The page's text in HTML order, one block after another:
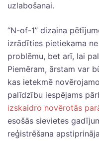
uzlabošanai.
“N-of-1” dizaina
izrādīties pietiekama
problēmu, bet arī, lai
Piemēram, ārstam var
kas ietekmē
palīdzību iespējams
izskaidro novērotās
esošās sievietes
reģistrēšana